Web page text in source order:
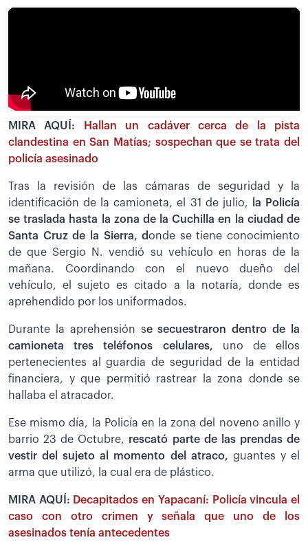
MIRA AQUÍ:
Hallan un cadáver cerca de la pista
clandestina en San Matías; sospechan que se trata del
policía asesinado
Tras la revisión de las cámaras de seguridad y la
identificación de la camioneta, el 31 de julio, la Policía
se traslada hasta la zona de la Cuchilla en la ciudad de
Santa Cruz de la Sierra, donde se tiene conocimiento
de que Sergio N. vendió su vehículo en horas de la
mañana. Coordinando con el nuevo dueño del
vehículo, el sujeto es citado a la notaría, donde es
aprehendido por los uniformados.
Durante la aprehensión se secuestraron dentro de la
camioneta tres teléfonos celulares, uno de ellos
pertenecientes al guardia de seguridad de la entidad
financiera, y que permitió rastrear la zona donde se
hallaba el atracador.
Ese mismo día, la Policía en la zona del noveno anillo y
barrio 23 de Octubre, rescató parte de las prendas de
vestir del sujeto al momento del atraco, guantes y el
arma que utilizó, la cual era de plástico.
MIRA AQUÍ: Decapitados en Yapacaní: Policía vincula el
caso con otro crimen y señala que uno de los
asesinados tenía antecedentes